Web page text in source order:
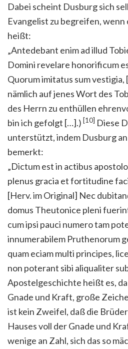
Dabei scheint Dusburg sich
Evangelist zu begreifen,
heißt:
„Antedebant enim ad illud
Domini revelare honorificum
Quorum imitatus sum vestigia,
nämlich auf jenes Wort des
des Herrn zu enthüllen
bin ich gefolgt […].) [10] Diese
unterstützt, indem Dusburg
bemerkt:
„Dictum est in actibus
plenus gracia et fortitudine
[Herv. im Original] Nec
domus Theutonice pleni
cum ipsi pauci numero tam
innumerabilem Pruthenorum
quam eciam multi principes,
non poterant sibi aliqualiter
Apostelgeschichte heißt es,
Gnade und Kraft, große
ist kein Zweifel, daß die
Hauses voll der Gnade und
wenige an Zahl, sich das so